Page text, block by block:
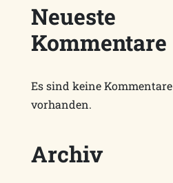
Neueste
Kommentare
Es sind keine Kommentare
vorhanden.
Archiv